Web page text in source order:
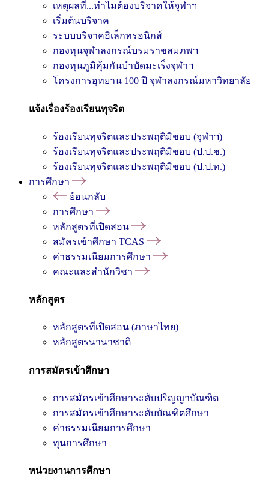
เหตุผลที่...ทำไมต้องบริจาคให้จุฬาฯ
เริ่มต้นบริจาค
ระบบบริจาคอิเล็กทรอนิกส์
กองทุนจุฬาลงกรณ์บรมราชสมภพฯ
กองทุนภูมิคุ้มกันบำบัดมะเร็งจุฬาฯ
โครงการอุทยาน 100 ปี จุฬาลงกรณ์มหาวิทยาลัย
แจ้งเรื่องร้องเรียนทุจริต
ร้องเรียนทุจริตและประพฤติมิชอบ (จุฬาฯ)
ร้องเรียนทุจริตและประพฤติมิชอบ (ป.ป.ช.)
ร้องเรียนทุจริตและประพฤติมิชอบ (ป.ป.ท.)
การศึกษา
ย้อนกลับ
การศึกษา
หลักสูตรที่เปิดสอน
สมัครเข้าศึกษา TCAS
ค่าธรรมเนียมการศึกษา
คณะและสำนักวิชา
หลักสูตร
หลักสูตรที่เปิดสอน (ภาษาไทย)
หลักสูตรนานาชาติ
การสมัครเข้าศึกษา
การสมัครเข้าศึกษาระดับปริญญาบัณฑิต
การสมัครเข้าศึกษาระดับบัณฑิตศึกษา
ค่าธรรมเนียมการศึกษา
ทุนการศึกษา
หน่วยงานการศึกษา